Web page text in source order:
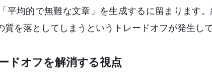
平均的で無難な文章」を生成するに留まります
を落としてしまうというトレードオフが発生し
ドオフを解消する視点